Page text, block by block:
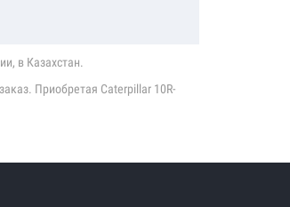
в Казахстан.
Приобретая Caterpillar 10R-